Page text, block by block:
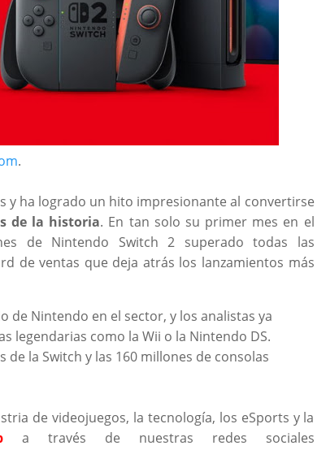
.
y ha logrado un hito impresionante al convertirse
de la historia. En tan solo su primer mes en el
de Nintendo Switch 2 superado todas las
de ventas que deja atrás los lanzamientos más
de Nintendo en el sector, y los analistas ya
legendarias como la Wii o la Nintendo DS.
la Switch y las 160 millones de consolas
de videojuegos, la tecnología, los eSports y la
a través de nuestras redes sociales